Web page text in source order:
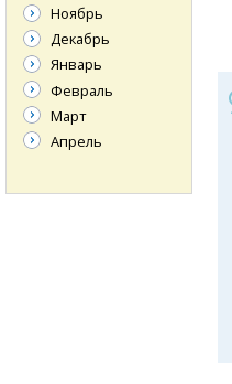
Ноябрь
Декабрь
Январь
Февраль
Март
Апрель